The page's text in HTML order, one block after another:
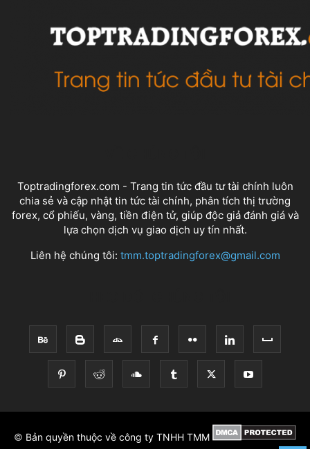
Toptradingforex.com - Trang tin tức đầu tư tài chính luôn
chia sẻ và cập nhật tin tức tài chính, phân tích thị trường
forex, cổ phiếu, vàng, tiền điện tử, giúp độc giả đánh giá và
lựa chọn dịch vụ giao dịch uy tín nhất.
Liên hệ chúng tôi: tmm.toptradingforex@gmail.com
© Bản quyền thuộc về công ty TNHH TMM